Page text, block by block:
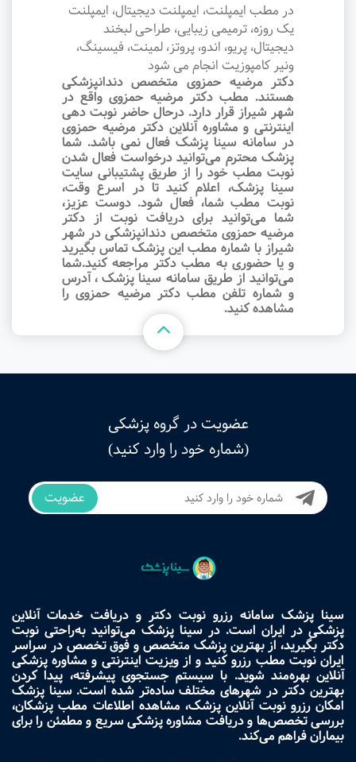
در مطب ایمپلنت، ایمپلنت دیجیتال، ایمپلنت
یک روزه، ترمیمی زیبایی، طراحی لبخند
دیجیتال، پریو، اندو، پروتز، لمینت، فیسینگ،
ونیر کامپوزیت انجام می شود
دکتر مرضیه حمزوی متخصص دندانپزشکی
هستند. مطب دکتر مرضیه حمزوی واقع در
شهر شیراز قرار دارد. درحال حاضر نوبت‌ دهی
اینترنتی و مشاوره آنلاین دکتر مرضیه حمزوی
در سامانه سینا پزشک فعال نمی باشد. شما
پزشک محترم می‌توانید درخواست فعال شدن
نوبت مطب خود را از طریق پشتیبانی سایت
سینا پزشک، اعلام کنید تا در اسرع وقت‌،
نوبت مطب شما، فعال شود. دوست عزیز،
شما می‌توانید برای دریافت نوبت از دکتر
مرضیه حمزوی متخصص دندانپزشکی در شهر
شیراز با شماره مطب این پزشک تماس بگیرید
و یا حضوری به مطب دکتر مراجعه کنید.شما
می‌توانید از طریق سامانه سینا پزشک ، آدرس
و شماره تلفن مطب دکتر مرضیه حمزوی را
مشاهده کنید.
عضویت در گروه پزشکی
(شماره خود را وارد کنید)
عضویت
سینا پزشک سامانه رزرو نوبت دکتر و دریافت خدمات آنلاین
پزشکی در ایران است. در سینا پزشک می‌توانید به‌راحتی نوبت
دکتر بگیرید، از بهترین پزشک متخصص و فوق تخصص در سراسر
ایران نوبت مطب رزرو کنید و از ویزیت اینترنتی و مشاوره پزشکی
آنلاین بهره‌مند شوید. با سیستم جستجوی پیشرفته، پیدا کردن
بهترین دکتر در شهرهای مختلف ساده‌تر شده است. سینا پزشک
امکان رزرو نوبت آنلاین پزشک، مشاهده اطلاعات مطب پزشکان،
بررسی تخصص‌ها و دریافت مشاوره پزشکی سریع و مطمئن را برای
بیماران فراهم می‌کند.